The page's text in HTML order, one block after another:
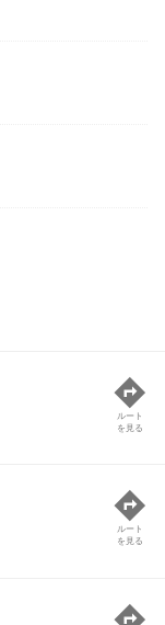
ルート
を見る
ルート
を見る